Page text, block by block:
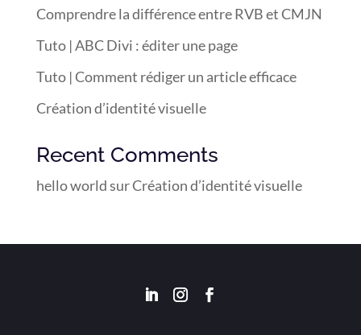
Comprendre la différence entre RVB et CMJN
Tuto | ABC Divi : éditer une page
Tuto | Comment rédiger un article efficace
Création d’identité visuelle
Recent Comments
hello worldsurCréation d’identité visuelle